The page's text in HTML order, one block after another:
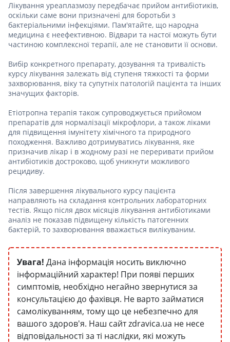
Лікування уреаплазмозу передбачає прийом антибіотиків,
оскільки саме вони призначені для боротьби з
бактеріальними інфекціями. Пам'ятайте, що народна
медицина є неефективною. Відвари та настої можуть бути
частиною комплексної терапії, але не становити її основи.
Вибір конкретного препарату, дозування та тривалість
курсу лікування залежать від ступеня тяжкості та форми
захворювання, віку та супутніх патологій пацієнта та інших
значущих факторів.
Етіотропна терапія також супроводжується прийомом
препаратів для нормалізації мікрофлори, а також ліками
для підвищення імунітету хімічного та природного
походження. Важливо дотримуватись лікування, яке
призначив лікар і в жодному разі не переривати прийом
антибіотиків достроково, щоб уникнути можливого
рецидиву.
Після завершення лікувального курсу пацієнта
направляють на складання контрольних лабораторних
тестів. Якщо після двох місяців лікування антибіотиками
аналіз не показав підвищену кількість патогенних
бактерій, то захворювання вважається вилікуваним.
Увага! Дана інформація носить виключно
інформаційний характер! При появі перших
симптомів, необхідно негайно звернутися за
консультацією до фахівця. Не варто займатися
самолікуванням, тому що це небезпечно для
вашого здоров'я. Наш сайт zdravica.ua не несе
відповідальності за ті наслідки, які можуть